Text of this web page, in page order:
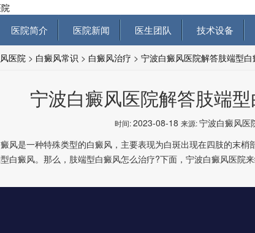
医院简介 医院新闻 医生团队 技术设备
医院 > 白癜风常识 > 白癜风治疗 > 宁波白癜风医院解答肢端型
宁波白癜风医院解答肢端
时间:2023-08-18 来源:宁波白癜风医
是一种特殊类型的白癜风，主要表现为白斑出现在四肢的末梢
白癜风。那么，肢端型白癜风怎么治疗?下面，宁波白癜风医院